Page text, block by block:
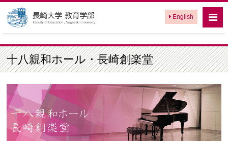
English
十八親和ホール・長崎創楽堂